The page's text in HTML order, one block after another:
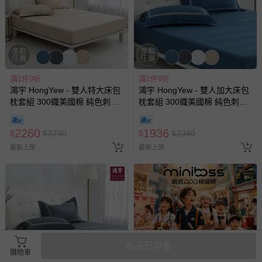
滿1件9折
鴻宇 HongYew - 雙人特大床包
枕套組 300織美國棉 純色刺繡-
$2260 $2790
最新上架
滿1件9折
鴻宇 HongYew - 雙人加大床包
枕套組 300織美國棉 純色刺繡-
$1936 $2390
最新上架
購物車